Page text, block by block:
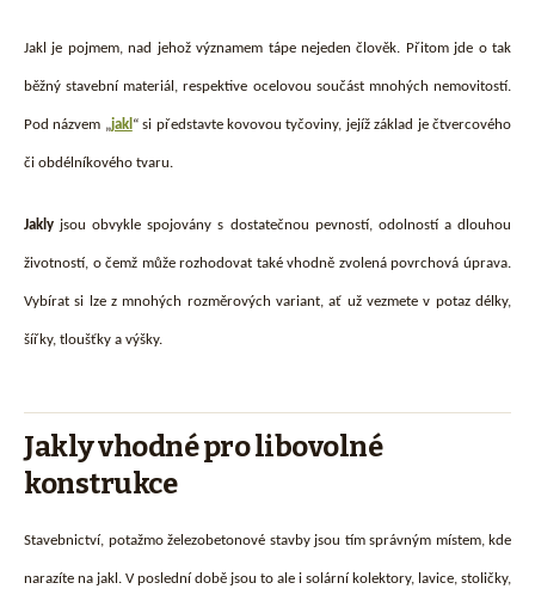
Jakl je pojmem, nad jehož významem tápe nejeden člověk. Přitom jde o tak
běžný stavební materiál, respektive ocelovou součást mnohých nemovitostí.
Pod názvem „jakl “ si představte kovovou tyčoviny, jejíž základ je čtvercového
či obdélníkového tvaru.
Jakly jsou obvykle spojovány s dostatečnou pevností, odolností a dlouhou
životností, o čemž může rozhodovat také vhodně zvolená povrchová úprava.
Vybírat si lze z mnohých rozměrových variant, ať už vezmete v potaz délky,
šířky, tloušťky a výšky.
Jakly vhodné pro libovolné
konstrukce
Stavebnictví, potažmo železobetonové stavby jsou tím správným místem, kde
narazíte na jakl. V poslední době jsou to ale i solární kolektory, lavice, stoličky,